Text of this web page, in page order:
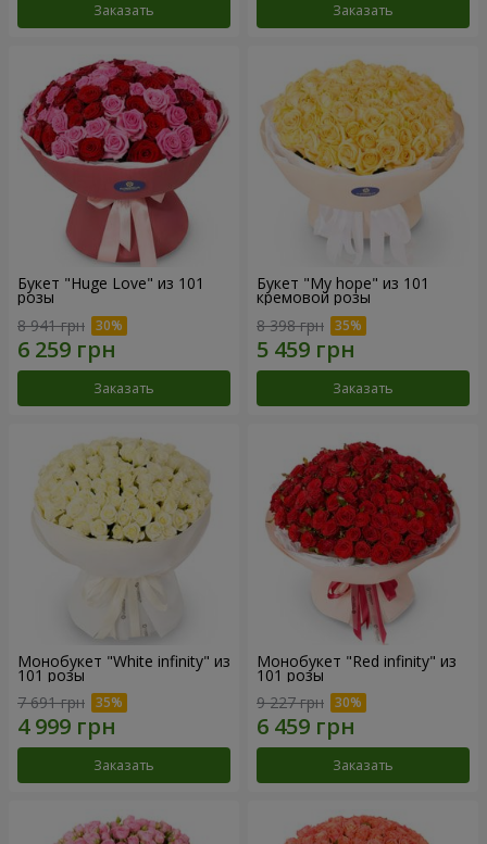
Заказать Заказать
Букет "Huge Love" из 101
розы
8 941 грн
Заказать
Букет "My hope" из 101
кремовой розы
8 398 грн
Заказать
Монобукет "White infinity" из
101 розы
7 691 грн
Заказать
Монобукет "Red infinity" из
101 розы
9 227 грн
Заказать